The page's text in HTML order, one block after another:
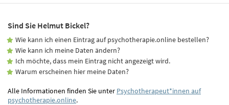
Sind Sie Helmut Bickel?
Wie kann ich einen Eintrag auf psychotherapie.online bestellen?
Wie kann ich meine Daten ändern?
Ich möchte, dass mein Eintrag nicht angezeigt wird.
Warum erscheinen hier meine Daten?
Alle Informationen finden Sie unter Psychotherapeut*innen auf
psychotherapie.online.